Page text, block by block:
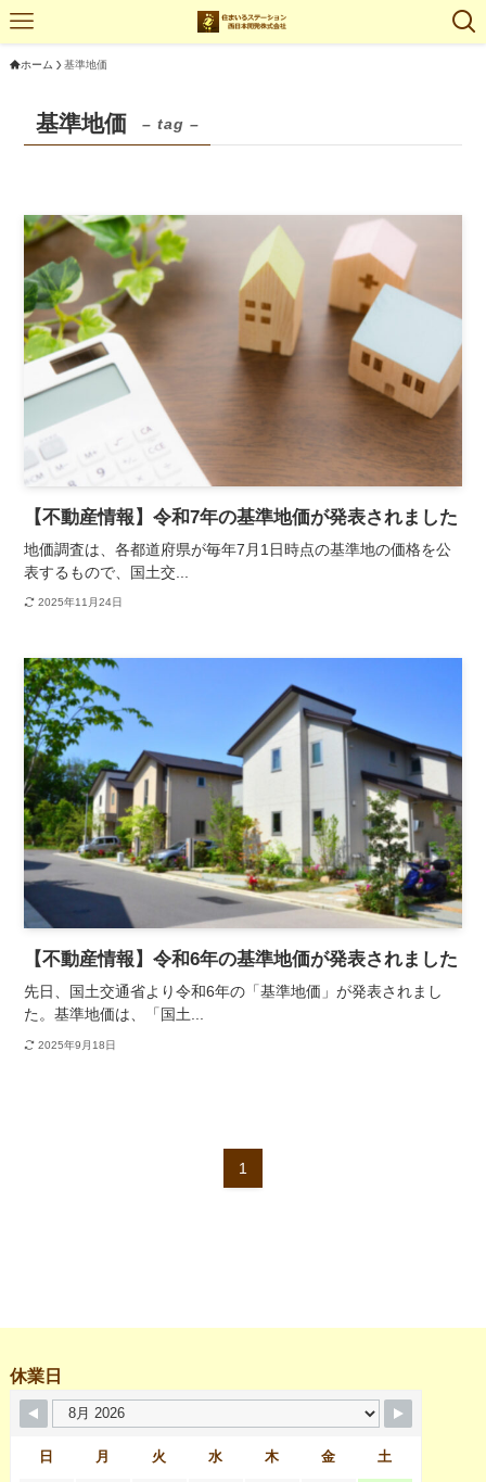
ホーム 基準地価
基準地価 – tag –
【不動産情報】令和7年の基準地価が発表されました
地価調査は、各都道府県が毎年7月1日時点の基準地の価格を公
表するもので、国土交...
2025年11月24日
【不動産情報】令和6年の基準地価が発表されました
先日、国土交通省より令和6年の「基準地価」が発表されまし
た。基準地価は、「国土...
2025年9月18日
1
休業日
日 月 火 水 木 金 土